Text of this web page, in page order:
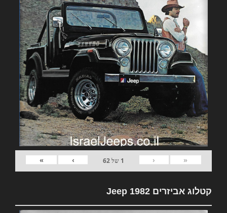
«
‹
1 של62
›
»
קטלוג אביזרים 1982 Jeep